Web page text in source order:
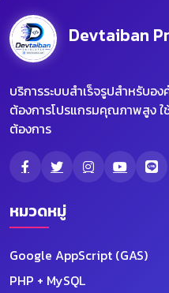
Devtaiban
บริการระบบสำเร็จรูปสำหรับอ
ต้องการโปรแกรมคุณภาพสูง ใ
ต้องการ
หมวดหมู่
Google AppScript (GAS)
PHP + MySQL